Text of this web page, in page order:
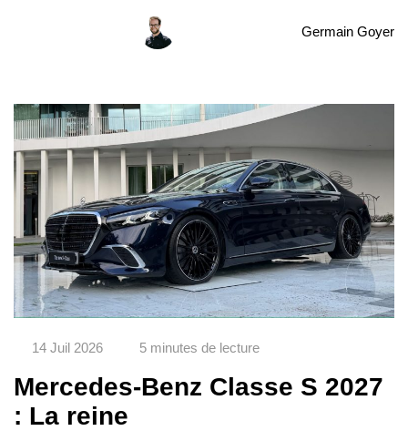
Germain Goyer
14 Juil 2026 5 minutes de lecture
Mercedes-Benz Classe S 2027
: La reine